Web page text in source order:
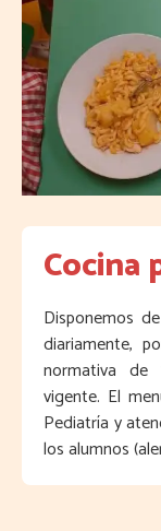
Cocina
Disponemos
diariamente,
normativa de
vigente. El
Pediatría y
los alumnos